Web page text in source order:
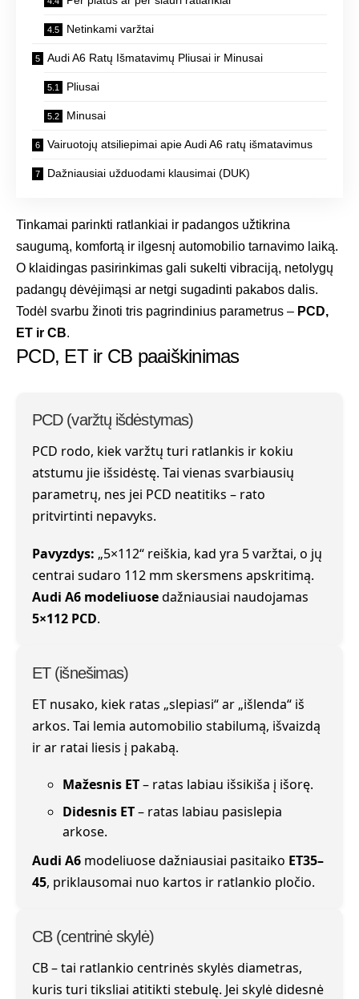
Netinkami varžtai
Audi A6 Ratų Išmatavimų Pliusai ir Minusai
Pliusai
Minusai
Vairuotojų atsiliepimai apie Audi A6 ratų išmatavimus
Dažniausiai užduodami klausimai (DUK)
Tinkamai parinkti ratlankiai ir padangos užtikrina
saugumą, komfortą ir ilgesnį automobilio tarnavimo laiką.
O klaidingas pasirinkimas gali sukelti vibraciją, netolygų
padangų dėvėjimąsi ar netgi sugadinti pakabos dalis.
Todėl svarbu žinoti tris pagrindinius parametrus – PCD,
ET ir CB.
PCD, ET ir CB paaiškinimas
PCD (varžtų išdėstymas)
PCD rodo, kiek varžtų turi ratlankis ir kokiu
atstumu jie išsidėstę. Tai vienas svarbiausių
parametrų, nes jei PCD neatitiks – rato
pritvirtinti nepavyks.
Pavyzdys: „5×112“ reiškia, kad yra 5 varžtai, o jų
centrai sudaro 112 mm skersmens apskritimą.
Audi A6 modeliuosedažniausiai naudojamas
5×112 PCD.
ET (išnešimas)
ET nusako, kiek ratas „slepiasi“ ar „išlenda“ iš
arkos. Tai lemia automobilio stabilumą, išvaizdą
ir ar ratai liesis į pakabą.
Mažesnis ET– ratas labiau išsikiša į išorę.
Didesnis ET– ratas labiau pasislepia
arkose.
Audi A6 modeliuose dažniausiai pasitaiko ET35–
45, priklausomai nuo kartos ir ratlankio pločio.
CB (centrinė skylė)
CB – tai ratlankio centrinės skylės diametras,
kuris turi tiksliai atitikti stebulę. Jei skylė didesnė